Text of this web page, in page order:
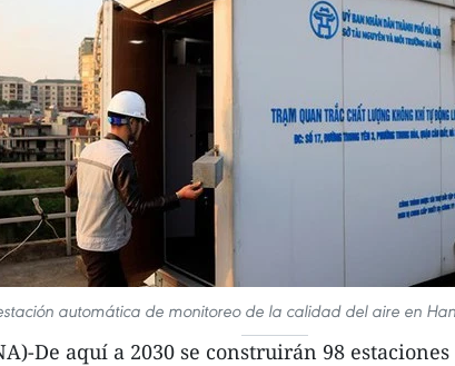
automática de monitoreo de la calidad del aire en
De aquí a 2030 se construirán 98